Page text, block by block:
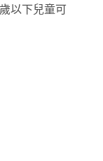
以下兒童可